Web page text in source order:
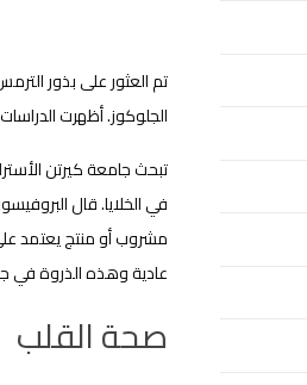
تم العثور على بذور
الجلوكوز. أظهرت
تبحث جامعة كيرتن
في الخلايا. قال
مشروب أو منتج يعتمد
عادية وهذه الذروة
صحة القلب